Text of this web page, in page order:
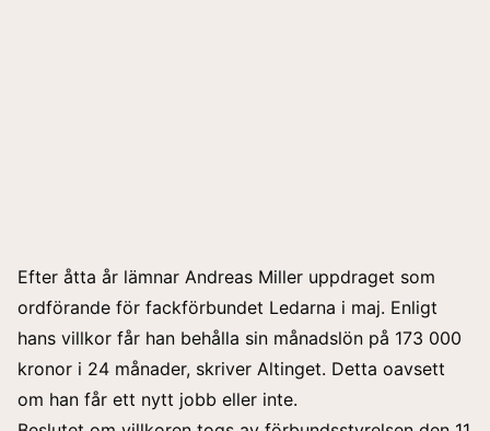
Efter åtta år lämnar Andreas Miller uppdraget som
ordförande för fackförbundet Ledarna i maj. Enligt
hans villkor får han behålla sin månadslön på 173 000
kronor i 24 månader, skriver Altinget. Detta oavsett
om han får ett nytt jobb eller inte.